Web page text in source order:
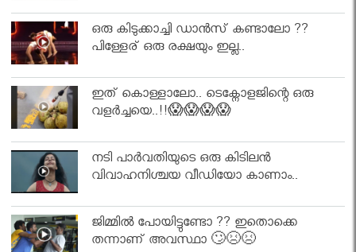
ഒരു കിടുക്കാച്ചി ഡാൻസ് കണ്ടാലോ ??
പിള്ളേര് ഒരു രക്ഷയും ഇല്ല..
ഇത് കൊള്ളാലോ.. ടെക്നോളജിന്റെ ഒരു
വളർച്ചയെ..!!😱😱😱😱
നടി പാർവതിയുടെ ഒരു കിടിലൻ
വിവാഹനിശ്ചയ വീഡിയോ കാണാം..
ജിമ്മിൽ പോയിട്ടുണ്ടോ ?? ഇതൊക്കെ
തന്നാണ് അവസ്ഥാ 🙄😣😣